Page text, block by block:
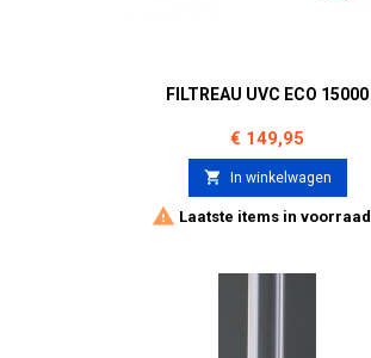
FILTREAU UVC ECO 15000
Prijs
€ 149,95
 In winkelwagen
 Laatste items in voorraad